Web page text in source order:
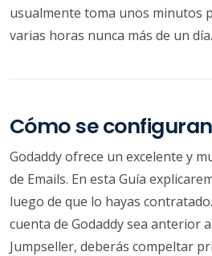
usualmente toma unos minutos
varias horas nunca más de un día.
Cómo se
Godaddy ofrece un excelente y
de Emails. En esta Guía
luego de que lo hayas
cuenta de Godaddy sea anterior
Jumpseller, deberás compeltar